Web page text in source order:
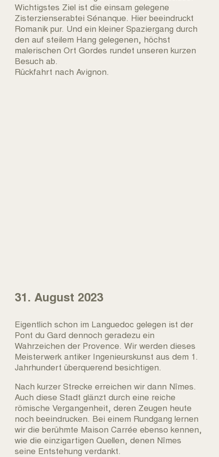
Wichtigstes Ziel ist die einsam gelegene
Zisterzienserabtei Sénanque. Hier beeindruckt
Romanik pur. Und ein kleiner Spaziergang durch
den auf steilem Hang gelegenen, höchst
malerischen Ort Gordes rundet unseren kurzen
Besuch ab.
Rückfahrt nach Avignon.
31. August 2023
Eigentlich schon im Languedoc gelegen ist der
Pont du Gard dennoch geradezu ein
Wahrzeichen der Provence. Wir werden dieses
Meisterwerk antiker Ingenieurskunst aus dem 1.
Jahrhundert überquerend besichtigen.
Nach kurzer Strecke erreichen wir dann Nîmes.
Auch diese Stadt glänzt durch eine reiche
römische Vergangenheit, deren Zeugen heute
noch beeindrucken. Bei einem Rundgang lernen
wir die berühmte Maison Carrée ebenso kennen,
wie die einzigartigen Quellen, denen Nîmes
seine Entstehung verdankt.